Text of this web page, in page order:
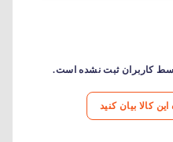
کاربران ثبت نشده است.
کالا بیان کنید